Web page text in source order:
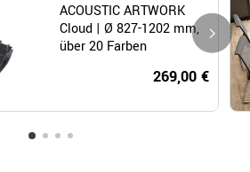
ACOUSTIC ARTWORK
Cloud | Ø 827-1202 mm,
über 20 Farben
269,00 €